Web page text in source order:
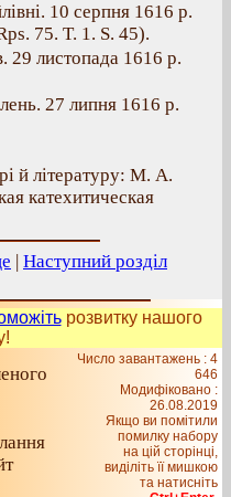
10 серпня 1616 р.
75. T. 1. S. 45).
29 листопада 1616 р.
27 липня 1616 р.
й літературу: М. А.
катехитическая
| Наступний розділ
розвитку нашого
Число завантажень : 4
646
Модифіковано :
26.08.2019
Якщо ви помітили
помилку набору
на цiй сторiнцi,
видiлiть її мишкою
та натисніть